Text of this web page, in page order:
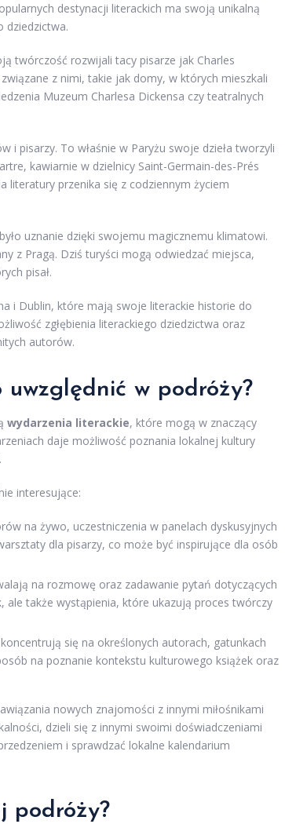
destynacji literackich ma swoją unikalną
dziedzictwa.
twórczość rozwijali tacy pisarze jak Charles
z nimi, takie jak domy, w których mieszkali
Muzeum Charlesa Dickensa czy teatralnych
i pisarzy. To właśnie w Paryżu swoje dzieła tworzyli
kawiarnie w dzielnicy Saint-Germain-des-Prés
literatury przenika się z codziennym życiem
uznanie dzięki swojemu magicznemu klimatowi.
z Pragą. Dziś turyści mogą odwiedzać miejsca,
pisał.
i Dublin, które mają swoje literackie historie do
zgłębienia literackiego dziedzictwa oraz
autorów.
w podróży?
wydarzenia literackie, które mogą w znaczący
daje możliwość poznania lokalnej kultury
interesujące:
na żywo, uczestniczenia w panelach dyskusyjnych
dla pisarzy, co może być inspirujące dla osób
na rozmowę oraz zadawanie pytań dotyczących
ale także wystąpienia, które ukazują proces twórczy
się na określonych autorach, gatunkach
na poznanie kontekstu kulturowego książek oraz
nowych znajomości z innymi miłośnikami
dzieli się z innymi swoimi doświadczeniami
i sprawdzać lokalne kalendarium
podróży?